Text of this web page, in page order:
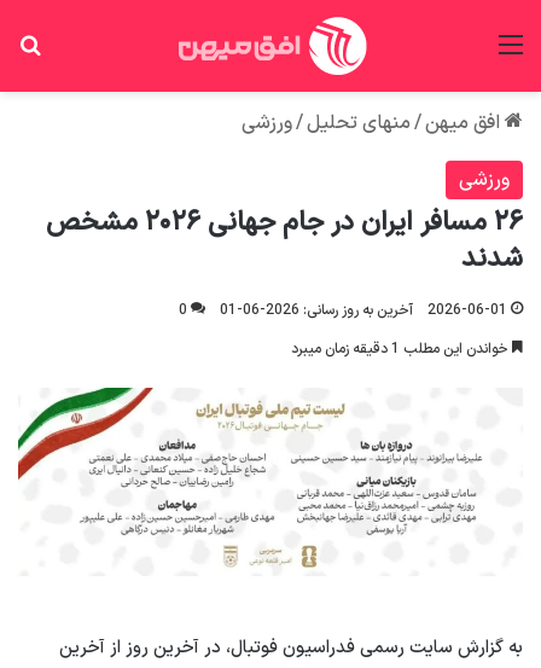
افق میهن/منهای تحلیل/ورزشی
ورزشی
۲۶ مسافر ایران در جام جهانی ۲۰۲۶ مشخص
شدند
2026-06-01 آخرین به روز رسانی: 2026-06-01
0
خواندن این مطلب 1 دقیقه زمان میبرد
به گزارش سایت رسمی فدراسیون فوتبال، در آخرین روز از آخرین